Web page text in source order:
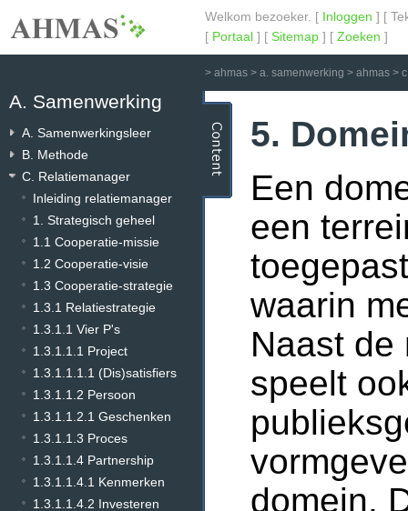
Welkom bezoeker. [ Inloggen ] [
[ Portaal ] [ Sitemap ] [ Zoeken ]
> ahmas > a. samenwerking > ahmas >
A. Samenwerking
A. Samenwerkingsleer
B. Methode
C. Relatiemanager
Inleiding relatiemanager
1. Strategisch geheel
1.1 Cooperatie-missie
1.2 Cooperatie-visie
1.3 Cooperatie-strategie
1.3.1 Relatiestrategie
1.3.1.1 Vier P's
1.3.1.1.1 Project
1.3.1.1.1.1 (Dis)satisfiers
1.3.1.1.2 Persoon
1.3.1.1.2.1 Geschenken
1.3.1.1.3 Proces
1.3.1.1.4 Partnership
1.3.1.1.4.1 Kenmerken
1.3.1.1.4.2 Investeren
5.
Een
een
waarin
Naast de
speelt
domein.